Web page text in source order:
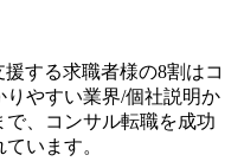
やソフトウェアエ
連携した開発の推
要望と実現可能性
仕様の調整 ・顧客
および必要なレ
ョン
する求職者様の8割はコ
やすい業界/個社説明か
、コンサル転職を成功
います。